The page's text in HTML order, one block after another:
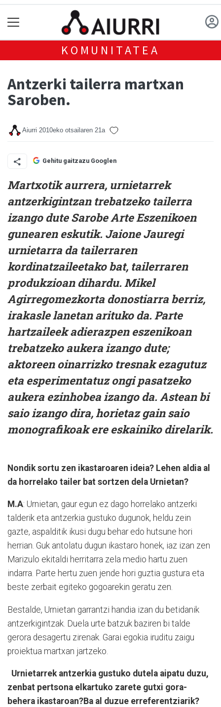
KOMUNITATEA
Antzerki tailerra martxan
Saroben.
Aiurri 2010eko otsailaren 21a
Gehitu gaitzazu Googlen
Martxotik aurrera, urnietarrek
antzerkigintzan trebatzeko tailerra
izango dute Sarobe Arte Eszenikoen
gunearen eskutik. Jaione Jauregi
urnietarra da tailerraren
kordinatzaileetako bat, tailerraren
produkzioan dihardu. Mikel
Agirregomezkorta donostiarra berriz,
irakasle lanetan arituko da. Parte
hartzaileek adierazpen eszenikoan
trebatzeko aukera izango dute;
aktoreen oinarrizko tresnak ezagutuz
eta esperimentatuz ongi pasatzeko
aukera ezinhobea izango da. Astean bi
saio izango dira, horietaz gain saio
monografikoak ere eskainiko direlarik.
Nondik sortu zen ikastaroaren ideia? Lehen aldia al
da horrelako tailer bat sortzen dela Urnietan?
M.A: Urnietan, gaur egun ez dago horrelako antzerki
talderik eta antzerkia gustuko dugunok, heldu zein
gazte, aspalditik ikusi dugu behar edo hutsune hori
herrian. Guk antolatu dugun ikastaro honek, iaz izan zen
Marizulo ekitaldi herritarra zela medio hartu zuen
indarra. Parte hertu zuen jende hori guztia gustura eta
beste zerbait egiteko gogoarekin geratu zen.
Bestalde, Urnietan garrantzi handia izan du betidanik
antzerkigintzak. Duela urte batzuk baziren bi talde
gerora desagertu zirenak. Garai egokia iruditu zaigu
proiektua martxan jartzeko.
Urnietarrek antzerkia gustuko dutela aipatu duzu,
zenbat pertsona elkartuko zarete gutxi gora-
behera ikastaroan?Ba al duzue erreferentziarik?